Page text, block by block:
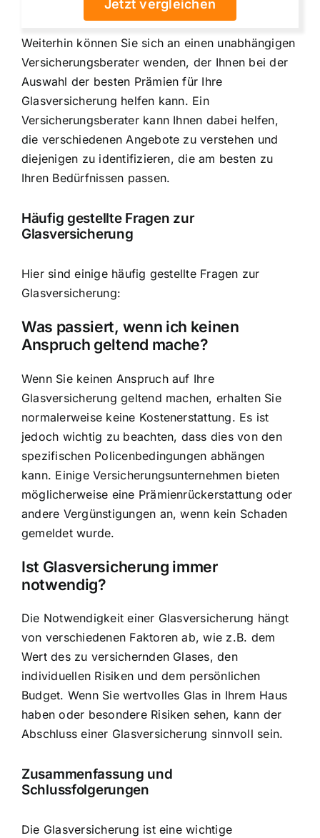
Jetzt vergleichen
Weiterhin können Sie sich an einen unabhängigen
Versicherungsberater wenden, der Ihnen bei der
Auswahl der besten Prämien für Ihre
Glasversicherung helfen kann. Ein
Versicherungsberater kann Ihnen dabei helfen,
die verschiedenen Angebote zu verstehen und
diejenigen zu identifizieren, die am besten zu
Ihren Bedürfnissen passen.
Häufig gestellte Fragen zur
Glasversicherung
Hier sind einige häufig gestellte Fragen zur
Glasversicherung:
Was passiert, wenn ich keinen
Anspruch geltend mache?
Wenn Sie keinen Anspruch auf Ihre
Glasversicherung geltend machen, erhalten Sie
normalerweise keine Kostenerstattung. Es ist
jedoch wichtig zu beachten, dass dies von den
spezifischen Policenbedingungen abhängen
kann. Einige Versicherungsunternehmen bieten
möglicherweise eine Prämienrückerstattung oder
andere Vergünstigungen an, wenn kein Schaden
gemeldet wurde.
Ist Glasversicherung immer
notwendig?
Die Notwendigkeit einer Glasversicherung hängt
von verschiedenen Faktoren ab, wie z.B. dem
Wert des zu versichernden Glases, den
individuellen Risiken und dem persönlichen
Budget. Wenn Sie wertvolles Glas in Ihrem Haus
haben oder besondere Risiken sehen, kann der
Abschluss einer Glasversicherung sinnvoll sein.
Zusammenfassung und
Schlussfolgerungen
Die Glasversicherung ist eine wichtige